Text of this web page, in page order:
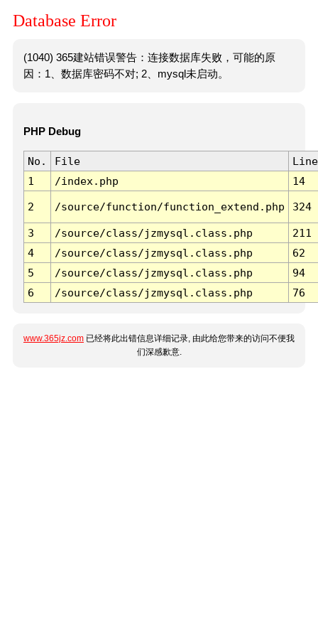
Database Error
(1040) 365建站错误警告：连接数据库失败，可能的原
因：1、数据库密码不对; 2、mysql未启动。
PHP Debug
No. File
Line
1
/index.php 14
2 /source/function/function_extend.php 324
3 /source/class/jzmysql.class.php
211
4
/source/class/jzmysql.class.php
62
5
/source/class/jzmysql.class.php
94
6
/source/class/jzmysql.class.php 76
www.365jz.com 已经将此出错信息详细记录, 由此给您带来的访问不便我
们深感歉意.